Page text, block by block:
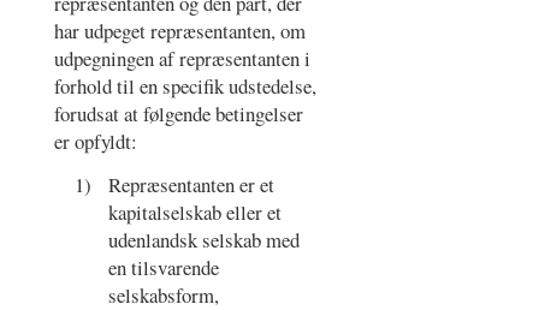
har udpeget repræsentanten, om
udpegningen af repræsentanten i
forhold til en specifik udstedelse,
forudsat at følgende betingelser
er opfyldt:
1)
Repræsentanten er et
kapitalselskab eller et
udenlandsk selskab med
en tilsvarende
selskabsform,